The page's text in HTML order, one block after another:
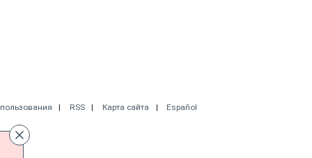
RSS Карта сайта Español